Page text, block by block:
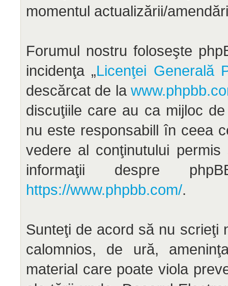
momentul actualizării/
Forumul nostru foloseşte
incidenţa „Licenţei Generală
descărcat de la
discuţiile care au ca mijloc
nu este responsabill în ceea
vedere al conţinutului
informaţii despre
https://www.phpbb.com/.
Sunteţi de acord să nu scrieţi
calomnios, de ură,
material care poate viola